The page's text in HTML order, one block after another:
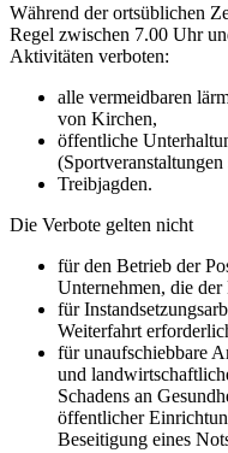
Während der ortsüblichen
Regel zwischen 7.00 Uhr
Aktivitäten verboten:
alle vermeidbaren
von Kirchen,
öffentliche
Treibjagden.
Die Verbote gelten nicht
für den Betrieb der
Unternehmen, die der
für
Weiterfahrt
für unaufschiebbare
und
Schadens an
öffentlicher
Beseitigung eines